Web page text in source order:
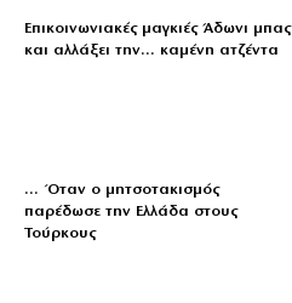
Επικοινωνιακές μαγκιές Άδωνι μπας
και αλλάξει την… καμένη ατζέντα
… Όταν ο μητσοτακισμός
παρέδωσε την Ελλάδα στους
Τούρκους